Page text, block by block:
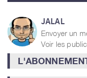
JALAL
Envoyer un
Voir les